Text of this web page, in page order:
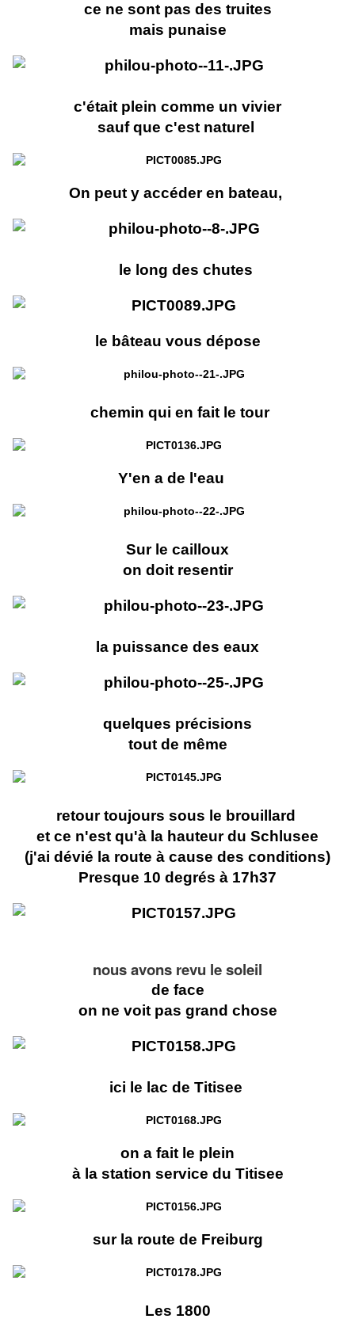
ce ne sont pas des truites
mais punaise
c'était plein comme un vivier
sauf que c'est naturel
On peut y accéder en bateau,
le long des chutes
le bâteau vous dépose
chemin qui en fait le tour
Y'en a de l'eau
Sur le cailloux
on doit resentir
la puissance des eaux
quelques précisions
tout de même
retour toujours sous le brouillard
et ce n'est qu'à la hauteur du Schlusee
(j'ai dévié la route à cause des conditions)
Presque 10 degrés à 17h37
nous avons revu le soleil
de face
on ne voit pas grand chose
ici le lac de Titisee
on a fait le plein
à la station service du Titisee
sur la route de Freiburg
Les 1800